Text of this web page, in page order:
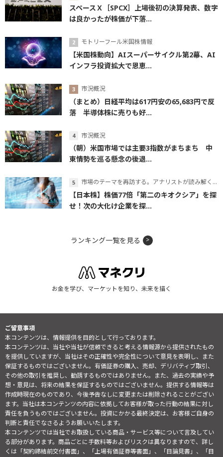
スペースＸ［SPCX］上場後初の決算発表、数字
は良かったが株価が下落...
モトリーフール米国株情報
【米国株動向】AIスーパーサイクル第2幕、AI
インフラ投資拡大で恩恵...
市況概況
（まとめ）日経平均は617円安の65,683円で反
落 半導体株に売りも好...
市況概況
（朝）米国市場では主要3指数がまちまち 中
東情勢を巡る懸念の後退...
市場のテーマを再訪する。アナリストが読み解くテーマの本質
【日本株】株価77倍「第二のキオクシア」を探
せ！次の大化け企業を探...
ランキング一覧を見る
お金を学び、マーケットを知り、未来を描く
ご留意事項
本コンテンツは、情報提供を目的として行っております。
本コンテンツは、当社や当社が信頼できると考える情報源から提供されたもの
を提供していますが、当社はその正確性や完全性について意見を表明し、また
保証するものではございません。有価証券の購入、売却、デリバティブ取引、
その他の取引を推奨し、勧誘するものではありません。また、過去の実績や予
想・意見は、将来の結果を保証するものではございません。提供する情報等は
作成時現在のものであり、今後予告なしに変更または削除されることがござい
ます。当社は本コンテンツの内容に依拠してお客様が取った行動の結果に対し
責任を負うものではございません。投資にかかる最終決定は、お客様ご自身の
判断と責任でなさるようお願いいたします。
本コンテンツでは当社でお取扱している商品・サービス等について言及してい
る部分があります。商品ごとに手数料等およびリスクは異なりますので、詳し
くは「契約締結前交付書面」、「上場有価証券等書面」、「目論見書」、「目